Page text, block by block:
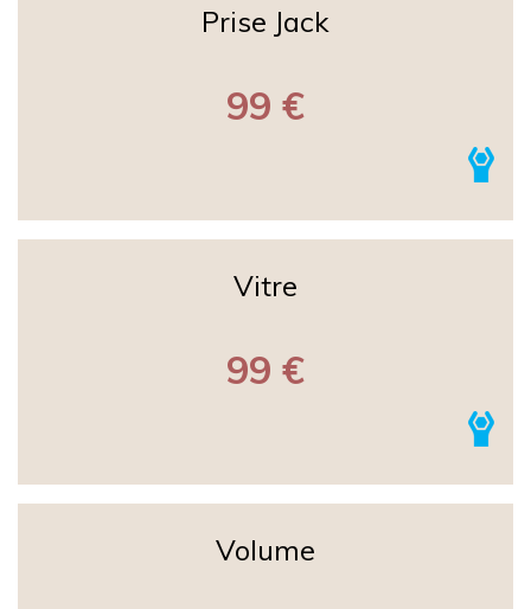
Prise Jack
99 €
Vitre
99 €
Volume